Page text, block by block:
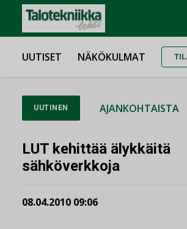
UUTISET NÄKÖKULMAT
UUTINEN AJANKOHTAISTA
LUT kehittää älykkäitä
sähköverkkoja
08.04.2010 09:06